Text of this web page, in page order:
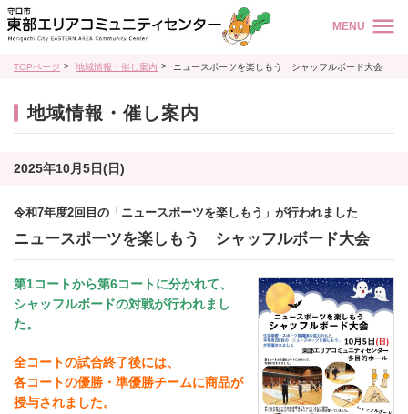
MENU
TOPページ 地域情報・催し案内 ニュースポーツを楽しもう シャッフルボード大会
地域情報・催し案内
2025年10月5日(日)
令和7年度2回目の「ニュースポーツを楽しもう」が行われました
ニュースポーツを楽しもう シャッフルボード大会
第1コートから第6コートに分かれて、
シャッフルボードの対戦が行われまし
た。
全コートの試合終了後には、
各コートの優勝・準優勝チームに商品が
授与されました。